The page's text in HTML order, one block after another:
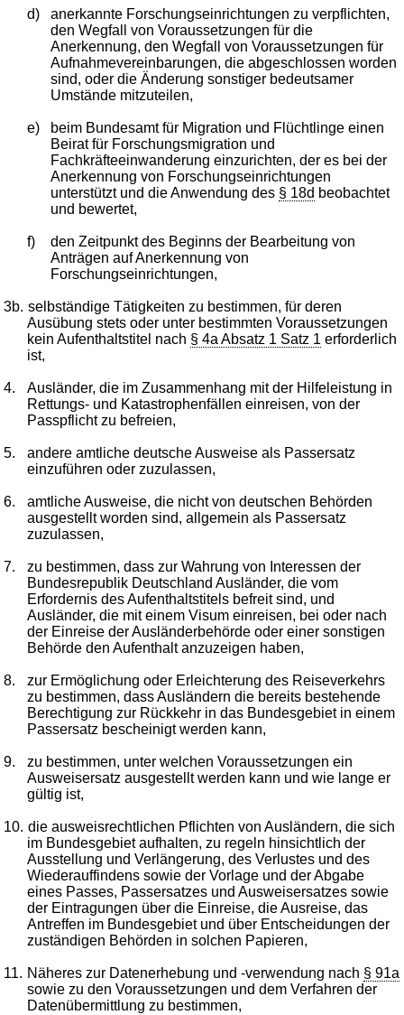
d)
anerkannte Forschungseinrichtungen zu verpflichten,
den Wegfall von Voraussetzungen für die
Anerkennung, den Wegfall von Voraussetzungen für
Aufnahmevereinbarungen, die abgeschlossen worden
sind, oder die Änderung sonstiger bedeutsamer
Umstände mitzuteilen,
e)
beim Bundesamt für Migration und Flüchtlinge einen
Beirat für Forschungsmigration und
Fachkräfteeinwanderung einzurichten, der es bei der
Anerkennung von Forschungseinrichtungen
unterstützt und die Anwendung des § 18d beobachtet
und bewertet,
f)
den Zeitpunkt des Beginns der Bearbeitung von
Anträgen auf Anerkennung von
Forschungseinrichtungen,
3b. selbständige Tätigkeiten zu bestimmen, für deren
Ausübung stets oder unter bestimmten Voraussetzungen
kein Aufenthaltstitel nach § 4a Absatz 1 Satz 1 erforderlich
ist,
4.
Ausländer, die im Zusammenhang mit der Hilfeleistung in
Rettungs- und Katastrophenfällen einreisen, von der
Passpflicht zu befreien,
5.
andere amtliche deutsche Ausweise als Passersatz
einzuführen oder zuzulassen,
6.
amtliche Ausweise, die nicht von deutschen Behörden
ausgestellt worden sind, allgemein als Passersatz
zuzulassen,
7.
zu bestimmen, dass zur Wahrung von Interessen der
Bundesrepublik Deutschland Ausländer, die vom
Erfordernis des Aufenthaltstitels befreit sind, und
Ausländer, die mit einem Visum einreisen, bei oder nach
der Einreise der Ausländerbehörde oder einer sonstigen
Behörde den Aufenthalt anzuzeigen haben,
8.
zur Ermöglichung oder Erleichterung des Reiseverkehrs
zu bestimmen, dass Ausländern die bereits bestehende
Berechtigung zur Rückkehr in das Bundesgebiet in einem
Passersatz bescheinigt werden kann,
9.
zu bestimmen, unter welchen Voraussetzungen ein
Ausweisersatz ausgestellt werden kann und wie lange er
gültig ist,
10. die ausweisrechtlichen Pflichten von Ausländern, die sich
im Bundesgebiet aufhalten, zu regeln hinsichtlich der
Ausstellung und Verlängerung, des Verlustes und des
Wiederauffindens sowie der Vorlage und der Abgabe
eines Passes, Passersatzes und Ausweisersatzes sowie
der Eintragungen über die Einreise, die Ausreise, das
Antreffen im Bundesgebiet und über Entscheidungen der
zuständigen Behörden in solchen Papieren,
11. Näheres zur Datenerhebung und -verwendung nach § 91a
sowie zu den Voraussetzungen und dem Verfahren der
Datenübermittlung zu bestimmen,